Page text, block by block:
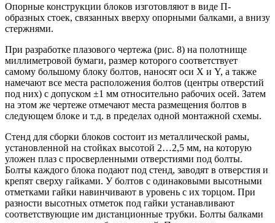
Опорные конструкции блоков изготовляют в виде П-
образных стоек, связанных вверху опорными балками, а внизу
стержнями.
При разработке плазового чертежа (рис. 8) на полотнище
миллиметровой бумаги, размер которого соответствует
самому большому блоку болтов, наносят оси X и Y, а также
намечают все места расположения болтов (центры отверстий
под них) с допуском ±1 мм относительно рабочих осей. Затем
на этом же чертеже отмечают места размещения болтов в
следующем блоке и т.д. в пределах одной монтажной схемы.
Стенд для сборки блоков состоит из металлической рамы,
установленной на стойках высотой 2…2,5 мм, на которую
уложен плаз с просверленными отверстиями под болты.
Болты каждого блока подают под стенд, заводят в отверстия и
крепят сверху гайками. У болтов с одинаковыми высотными
отметками гайки навинчивают в уровень с их торцом. При
разности высотных отметок под гайки устанавливают
соответствующие им дистанционные трубки. Болты балками